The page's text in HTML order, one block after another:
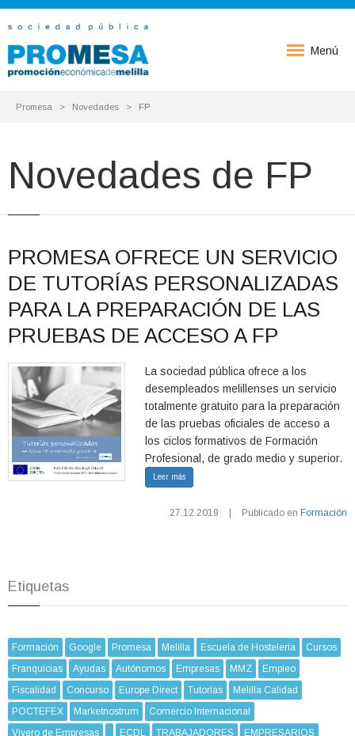
Menú
Promesa Novedades FP
Novedades de FP
PROMESA OFRECE UN SERVICIO
DE TUTORÍAS PERSONALIZADAS
PARA LA PREPARACIÓN DE LAS
PRUEBAS DE ACCESO A FP
La sociedad pública ofrece a los
desempleados melillenses un servicio
totalmente gratuito para la preparación
de las pruebas oficiales de acceso a
los ciclos formativos de Formación
Profesional, de grado medio y superior.
Leer más
27.12.2019 Publicado en Formación
Etiquetas
Formación Google Promesa Melilla Escuela de Hostelería
Cursos
Franquicias
Ayudas Autónomos Empresas MMZ
Empleo
Fiscalidad
Concurso Europe Direct Tutorías
Melilla Calidad
POCTEFEX
Marketnostrum
Comercio Internacional
Vivero de Empresas
ECDL TRABAJADORES
EMPRESARIOS